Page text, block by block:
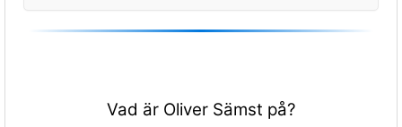
Vad är Oliver Sämst på?